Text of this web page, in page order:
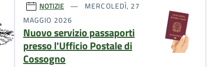
NOTIZIE
MERCOLEDÌ, 27
MAGGIO 2026
Nuovo servizio passaporti
presso l'Ufficio Postale di
Cossogno